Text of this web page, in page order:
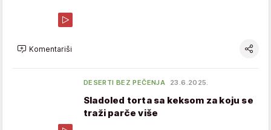
Komentariši
DESERTI BEZ PEČENJA 23.6.2025.
Sladoled torta sa keksom za koju se
traži parče više